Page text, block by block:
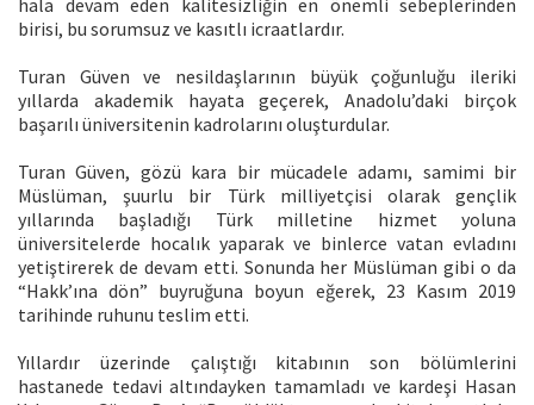
hala devam eden kalitesizliğin en önemli sebeplerinden
birisi, bu sorumsuz ve kasıtlı icraatlardır.
Turan Güven ve nesildaşlarının büyük çoğunluğu ileriki
yıllarda akademik hayata geçerek, Anadolu’daki birçok
başarılı üniversitenin kadrolarını oluşturdular.
Turan Güven, gözü kara bir mücadele adamı, samimi bir
Müslüman, şuurlu bir Türk milliyetçisi olarak gençlik
yıllarında başladığı Türk milletine hizmet yoluna
üniversitelerde hocalık yaparak ve binlerce vatan evladını
yetiştirerek de devam etti. Sonunda her Müslüman gibi o da
“Hakk’ına dön” buyruğuna boyun eğerek, 23 Kasım 2019
tarihinde ruhunu teslim etti.
Yıllardır üzerinde çalıştığı kitabının son bölümlerini
hastanede tedavi altındayken tamamladı ve kardeşi Hasan